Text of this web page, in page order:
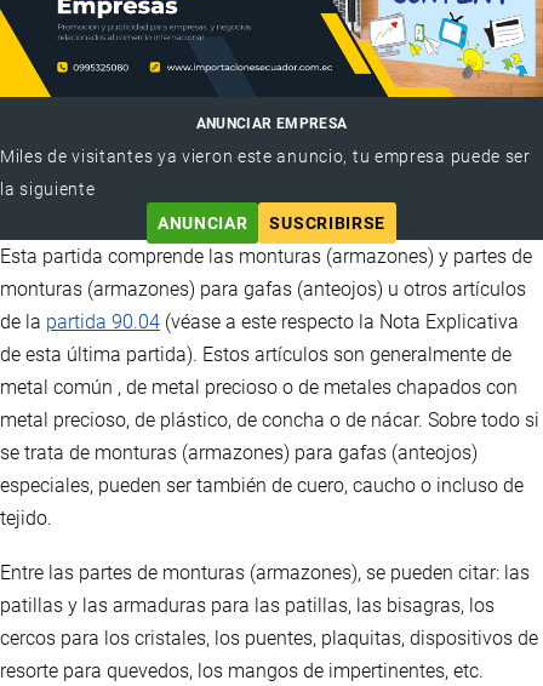
ANUNCIAR EMPRESA
Miles de visitantes ya vieron este anuncio, tu empresa puede ser
la siguiente
ANUNCIAR
SUSCRIBIRSE
Esta partida comprende las monturas (armazones) y partes de
monturas (armazones) para gafas (anteojos) u otros artículos
de la partida 90.04 (véase a este respecto la Nota Explicativa
de esta última partida). Estos artículos son generalmente de
metal común , de metal precioso o de metales chapados con
metal precioso, de plástico, de concha o de nácar. Sobre todo si
se trata de monturas (armazones) para gafas (anteojos)
especiales, pueden ser también de cuero, caucho o incluso de
tejido.
Entre las partes de monturas (armazones), se pueden citar: las
patillas y las armaduras para las patillas, las bisagras, los
cercos para los cristales, los puentes, plaquitas, dispositivos de
resorte para quevedos, los mangos de impertinentes, etc.